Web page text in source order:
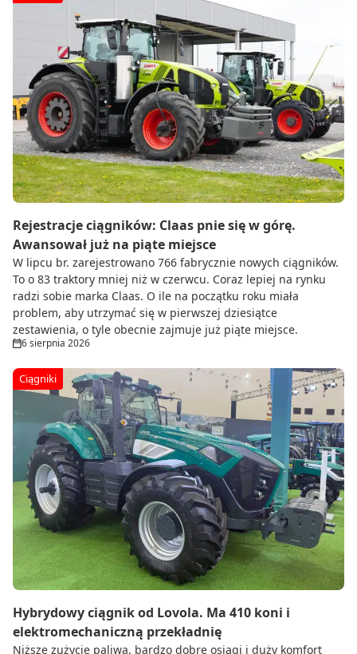
Rejestracje ciągników: Claas pnie się w górę.
Awansował już na piąte miejsce
W lipcu br. zarejestrowano 766 fabrycznie nowych ciągników.
To o 83 traktory mniej niż w czerwcu. Coraz lepiej na rynku
radzi sobie marka Claas. O ile na początku roku miała
problem, aby utrzymać się w pierwszej dziesiątce
zestawienia, o tyle obecnie zajmuje już piąte miejsce.
6 sierpnia 2026
Ciągniki
Hybrydowy ciągnik od Lovola. Ma 410 koni i
elektromechaniczną przekładnię
Niższe zużycie paliwa, bardzo dobre osiągi i duży komfort